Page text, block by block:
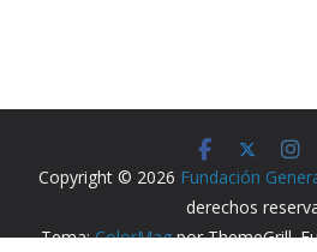
Copyright © 2026 Fundación
derechos
Tema:ColorMagpor ThemeGrill.